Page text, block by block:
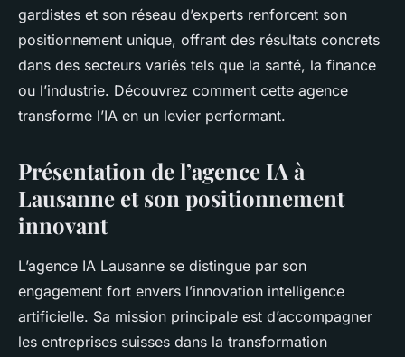
gardistes et son réseau d’experts renforcent son
positionnement unique, offrant des résultats concrets
dans des secteurs variés tels que la santé, la finance
ou l’industrie. Découvrez comment cette agence
transforme l’IA en un levier performant.
Présentation de l’agence IA à
Lausanne et son positionnement
innovant
L’agence IA Lausanne se distingue par son
engagement fort envers l’innovation intelligence
artificielle. Sa mission principale est d’accompagner
les entreprises suisses dans la transformation